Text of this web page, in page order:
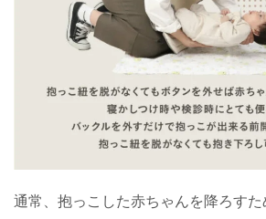
通常、抱っこした赤ちゃんを降ろす